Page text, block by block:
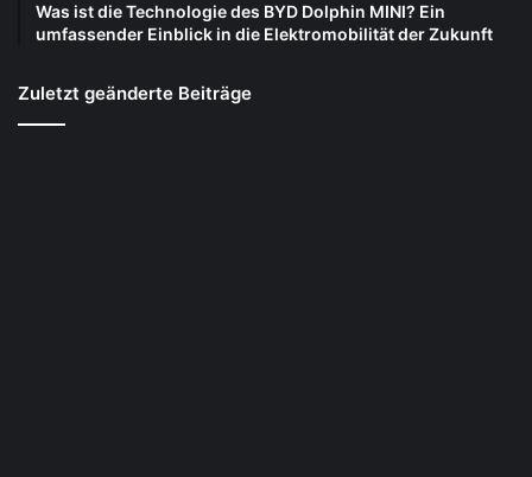
Was ist die Technologie des BYD Dolphin MINI? Ein
umfassender Einblick in die Elektromobilität der Zukunft
Zuletzt geänderte Beiträge